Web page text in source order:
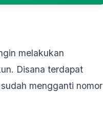
melakukan
Disana terdapat
mengganti nomor